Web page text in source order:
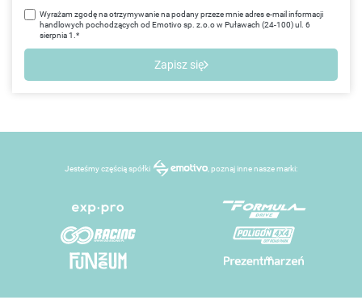
Wyrażam zgodę na otrzymywanie na podany przeze mnie adres e-mail informacji
handlowych pochodzących od Emotivo sp. z.o.o w Puławach (24-100) ul. 6
sierpnia 1.*
Zapisz się
Jesteśmy częścią spółki , poznaj inne nasze marki: